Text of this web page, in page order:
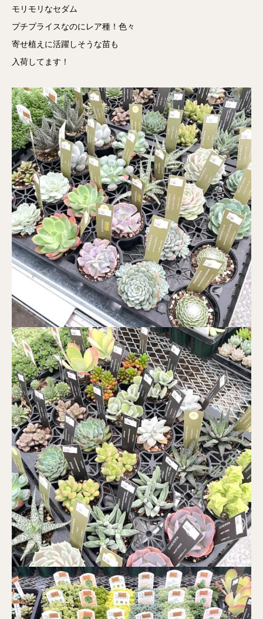
モリモリなセダム
プチプライスなのにレア種！色々
寄せ植えに活躍しそうな苗も
入荷してます！